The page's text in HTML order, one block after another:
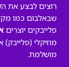
רוצים לבצע את
שבאלבום כמו
פלייבקים יוצרים
מוזיקלי
מושלמת.